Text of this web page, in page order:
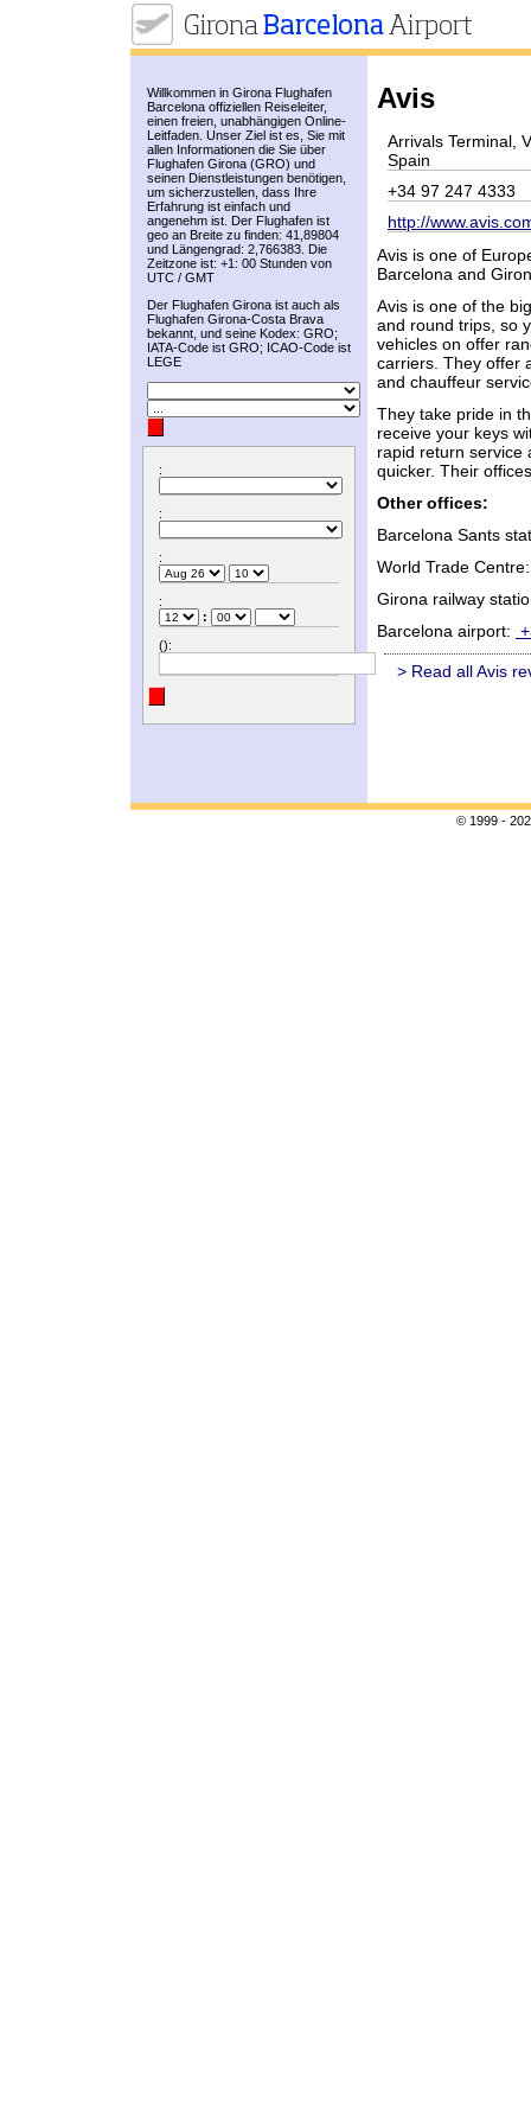
Willkommen in Girona Flughafen
Barcelona offiziellen Reiseleiter,
einen freien, unabhängigen Online-
Leitfaden. Unser Ziel ist es, Sie mit
allen Informationen die Sie über
Flughafen Girona (GRO) und
seinen Dienstleistungen benötigen,
um sicherzustellen, dass Ihre
Erfahrung ist einfach und
angenehm ist. Der Flughafen ist
geo an Breite zu finden: 41,89804
und Längengrad: 2,766383. Die
Zeitzone ist: +1: 00 Stunden von
UTC / GMT
Der Flughafen Girona ist auch als
Flughafen Girona-Costa Brava
bekannt, und seine Kodex: GRO;
IATA-Code ist GRO; ICAO-Code ist
LEGE
:
:
:
:
:
():
Avis
Arrivals Terminal,
Spain
+34 97 247 4333
http://
Avis is one of
Barcelona and
Avis is one of the
and round trips, so
vehicles on offer
carriers. They offer
and chauffeur
They take pride in
receive your keys
rapid return service
quicker. Their
Other offices:
Barcelona Sants
World Trade
Girona railway
Barcelona airport:
> Read all Avis
© 1999 -